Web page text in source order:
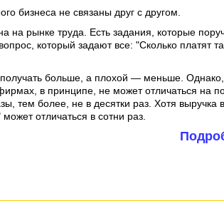
бизнеса не связаны друг с другом.
на рынке труда. Есть задания, которые
который задают все: "Сколько платят
больше, а плохой — меньше. Однако,
в принципе, не может отличаться на
тем более, не в десятки раз. Хотя выручка в
отличаться в сотни раз.